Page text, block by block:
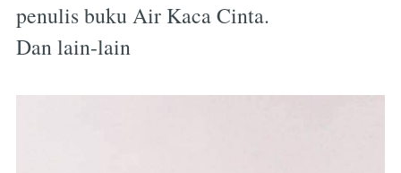
penulis buku Air Kaca Cinta.
Dan lain-lain